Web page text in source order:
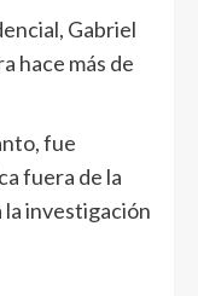
Gabriel
hace más de
fue
fuera de la
investigación